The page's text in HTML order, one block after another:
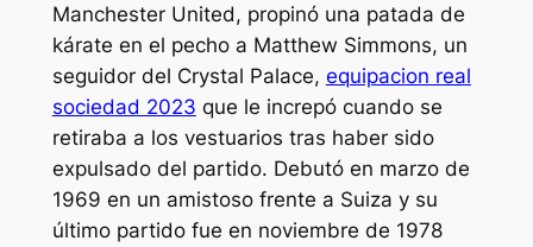
Manchester United, propinó una patada de
kárate en el pecho a Matthew Simmons, un
seguidor del Crystal Palace, equipacion real
sociedad 2023 que le increpó cuando se
retiraba a los vestuarios tras haber sido
expulsado del partido. Debutó en marzo de
1969 en un amistoso frente a Suiza y su
último partido fue en noviembre de 1978